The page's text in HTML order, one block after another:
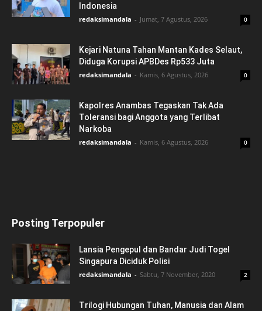
Indonesia
redaksimandala - Jumat, 7 Agustus, 2026 0
Kejari Natuna Tahan Mantan Kades Selaut,
Diduga Korupsi APBDes Rp533 Juta
redaksimandala - Kamis, 6 Agustus, 2026 0
Kapolres Anambas Tegaskan Tak Ada
Toleransi bagi Anggota yang Terlibat
Narkoba
redaksimandala - Kamis, 6 Agustus, 2026 0
Posting Terpopuler
Lansia Pengepul dan Bandar Judi Togel
Singapura Diciduk Polisi
redaksimandala - Sabtu, 7 November, 2020 2
Trilogi Hubungan Tuhan, Manusia dan Alam